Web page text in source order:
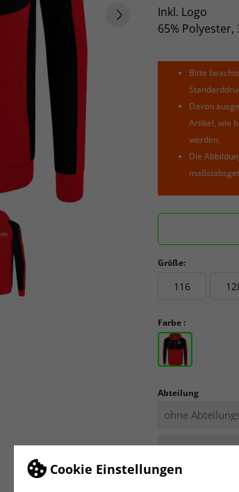
Cookie Einstellungen
Inkl. Logo
65% Polyester,
Bitte
Davon
Artikel, wie
werden.
Die
Größe:
116
Farbe :
Abteilung